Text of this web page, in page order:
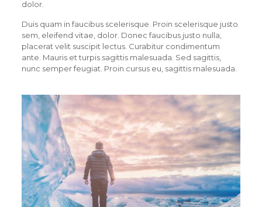
dolor.
Duis quam in faucibus scelerisque. Proin scelerisque justo
sem, eleifend vitae, dolor. Donec faucibus justo nulla,
placerat velit suscipit lectus. Curabitur condimentum
ante. Mauris et turpis sagittis malesuada. Sed sagittis,
nunc semper feugiat. Proin cursus eu, sagittis malesuada.